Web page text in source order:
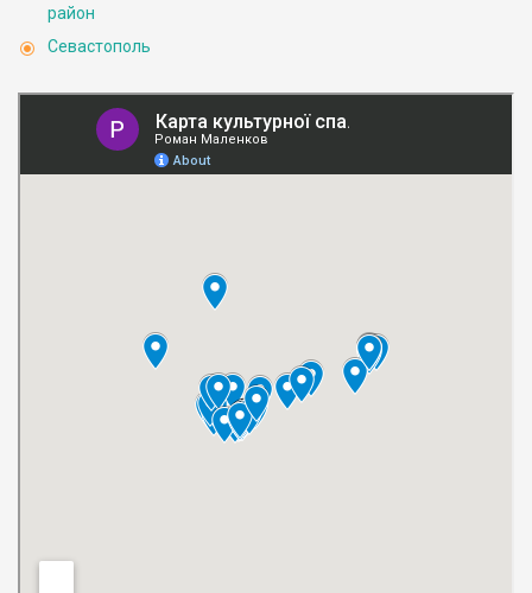
район
Севастополь